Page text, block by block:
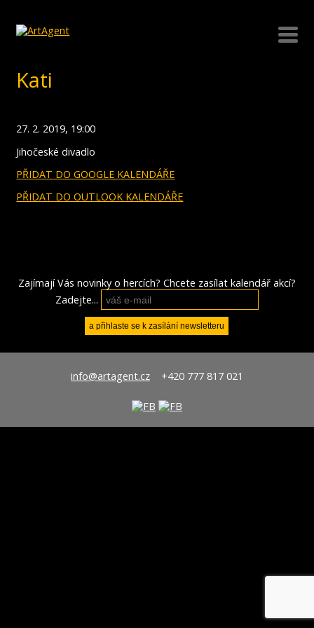
Kati
27. 2. 2019, 19:00
Jihočeské divadlo
PŘIDAT DO GOOGLE KALENDÁŘE
PŘIDAT DO OUTLOOK KALENDÁŘE
Zajímají Vás novinky o hercích? Chcete zasílat kalendář akcí?
Zadejte...
info@artagent.cz+420 777 817 021